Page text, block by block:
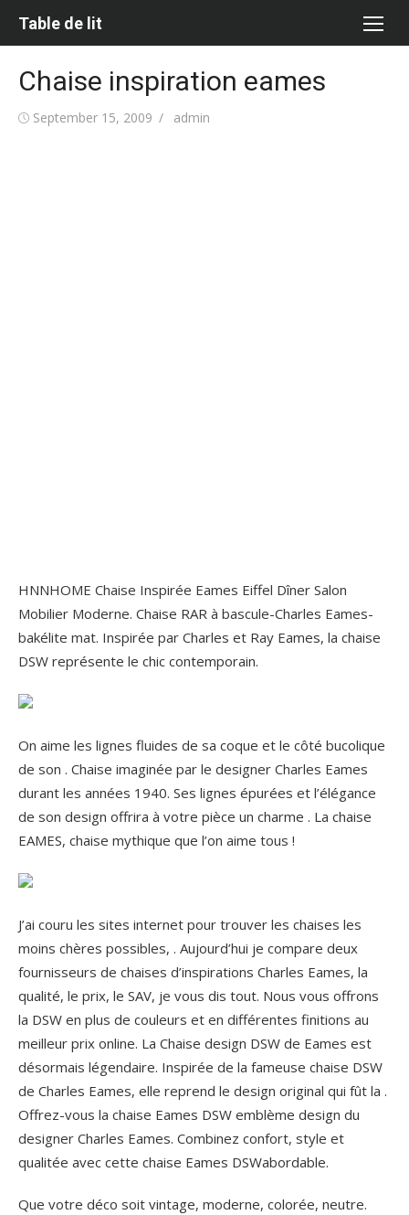
Table de lit
Chaise inspiration eames
Posted
September 15, 2009 Author
admin
HNNHOME Chaise Inspirée Eames Eiffel Dîner Salon
Mobilier Moderne. Chaise RAR à bascule-Charles Eames-
bakélite mat. Inspirée par Charles et Ray Eames, la chaise
DSW représente le chic contemporain.
On aime les lignes fluides de sa coque et le côté bucolique
de son . Chaise imaginée par le designer Charles Eames
durant les années 1940. Ses lignes épurées et l’élégance
de son design offrira à votre pièce un charme . La chaise
EAMES, chaise mythique que l’on aime tous !
J’ai couru les sites internet pour trouver les chaises les
moins chères possibles, . Aujourd’hui je compare deux
fournisseurs de chaises d’inspirations Charles Eames, la
qualité, le prix, le SAV, je vous dis tout. Nous vous offrons
la DSW en plus de couleurs et en différentes finitions au
meilleur prix online. La Chaise design DSW de Eames est
désormais légendaire. Inspirée de la fameuse chaise DSW
de Charles Eames, elle reprend le design original qui fût la .
Offrez-vous la chaise Eames DSW emblème design du
designer Charles Eames. Combinez confort, style et
qualitée avec cette chaise Eames DSWabordable.
Que votre déco soit vintage, moderne, colorée, neutre.